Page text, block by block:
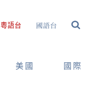
粵語台 國語台
美國 國際